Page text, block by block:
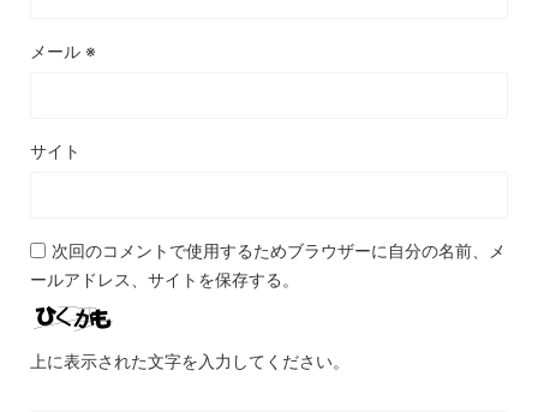
メール ※
サイト
次回のコメントで使用するためブラウザーに自分の名前、メ
ールアドレス、サイトを保存する。
上に表示された文字を入力してください。